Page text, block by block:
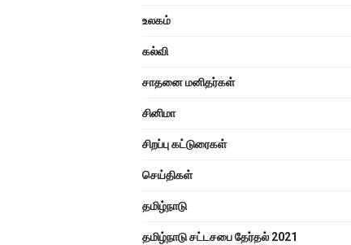
உலகம்
கல்வி
சாதனை மனிதர்கள்
சினிமா
சிறப்பு கட்டுரைகள்
செய்திகள்
தமிழ்நாடு
தமிழ்நாடு சட்டசபை தேர்தல் 2021